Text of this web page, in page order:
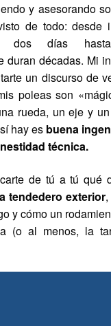
y asesorando
de todo: desde
dos días hasta
duran décadas. Mi
un discurso de
poleas son
rueda, un eje y
hay es buena
técnica.
de tú a tú qué
tendedero exterior
y cómo un
(o al menos, la